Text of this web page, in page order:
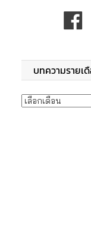
บทความรายเ
บทความรายเดือน